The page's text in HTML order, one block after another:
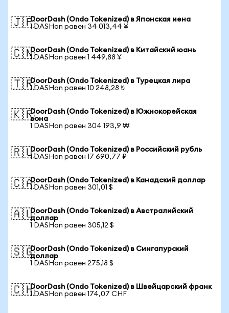
🇯🇵DoorDash (Ondo Tokenized) в Японская иена
1 DASHon равен 34 013,44 ¥
🇨🇳DoorDash (Ondo Tokenized) в Китайский юань
1 DASHon равен 1 449,88 ¥
🇹🇷DoorDash (Ondo Tokenized) в Турецкая лира
1 DASHon равен 10 248,28 ₺
🇰🇷DoorDash (Ondo Tokenized) в Южнокорейская
вона
1 DASHon равен 304 193,9 ₩
🇷🇺DoorDash (Ondo Tokenized) в Российский рубль
1 DASHon равен 17 690,77 ₽
🇨🇦DoorDash (Ondo Tokenized) в Канадский доллар
1 DASHon равен 301,01 $
🇦🇺DoorDash (Ondo Tokenized) в Австралийский
доллар
1 DASHon равен 305,12 $
🇸🇬DoorDash (Ondo Tokenized) в Сингапурский
доллар
1 DASHon равен 275,18 $
🇨🇭DoorDash (Ondo Tokenized) в Швейцарский франк
1 DASHon равен 174,07 CHF